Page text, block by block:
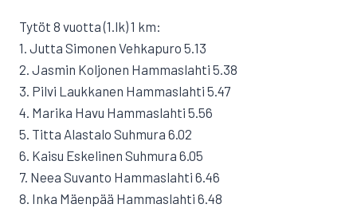
Tytöt 8 vuotta (1.lk) 1 km:
1. Jutta Simonen Vehkapuro 5.13
2. Jasmin Koljonen Hammaslahti 5.38
3. Pilvi Laukkanen Hammaslahti 5.47
4. Marika Havu Hammaslahti 5.56
5. Titta Alastalo Suhmura 6.02
6. Kaisu Eskelinen Suhmura 6.05
7. Neea Suvanto Hammaslahti 6.46
8. Inka Mäenpää Hammaslahti 6.48